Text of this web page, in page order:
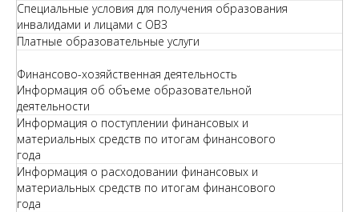
Специальные условия для получения образования
инвалидами и лицами с ОВЗ
Платные образовательные услуги
Финансово-хозяйственная деятельность
Информация об объеме образовательной
деятельности
Информация о поступлении финансовых и
материальных средств по итогам финансового
года
Информация о расходовании финансовых и
материальных средств по итогам финансового
года